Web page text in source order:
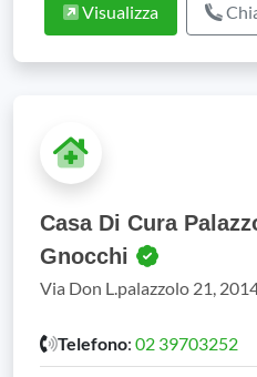
Visualizza
Casa Di Cura
Gnocchi
Via Don L.palazzolo 21,
Telefono: 02 39703252